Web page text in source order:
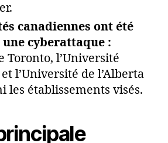
canadiennes ont été
cyberattaque :
Toronto, l’Université
l’Université de l’Alberta
les établissements visés.